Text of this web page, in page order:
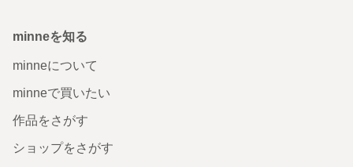
minneを知る
minneについて
minneで買いたい
作品をさがす
ショップをさがす